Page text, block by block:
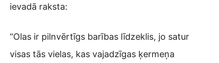
ievadā raksta:
“Olas ir pilnvērtīgs barības līdzeklis, jo satur
visas tās vielas, kas vajadzīgas ķermeņa